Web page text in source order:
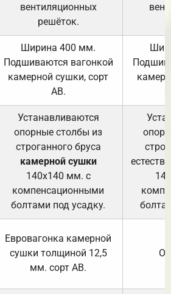
вентиляционных
решёток.
Ширина 400 мм.
Подшиваются вагонкой
камерной сушки, сорт
АВ.
Устанавливаются
опорные столбы из
строганного бруса
камерной сушки
140х140 мм. с
компенсационными
болтами под усадку.
Евровагонка камерной
сушки толщиной 12,5
мм. сорт АВ.